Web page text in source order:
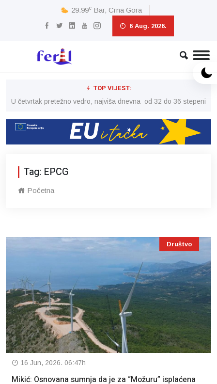
29.99c Bar, Crna Gora
6 Aug. 2026.
TOP VIJEST:
U četvrtak pretežno vedro, najviša dnevna od 32 do 36 stepeni
Tag: EPCG
Početna
Društvo
16 Jun, 2026. 06:47h
Mikić: Osnovana sumnja da je za “Možuru” isplaćena